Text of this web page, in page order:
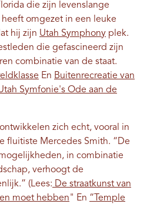
die zijn levenslange
omgezet in een leuke
hij zijn Utah Symphony plek.
die gefascineerd zijn
combinatie van de staat.
En Buitenrecreatie van
Symfonie's Ode aan de
zich echt, vooral in
fluitiste Mercedes Smith. “De
in combinatie
verhoogt de
(Lees: De straatkunst van
moet hebben" En “Temple